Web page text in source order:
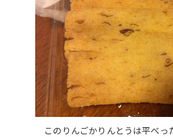
このりんごかりんとうは平べっ